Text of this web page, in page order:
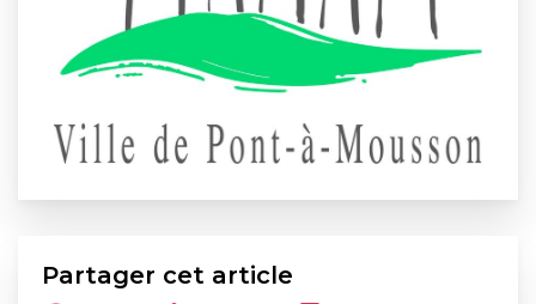
Partager cet article